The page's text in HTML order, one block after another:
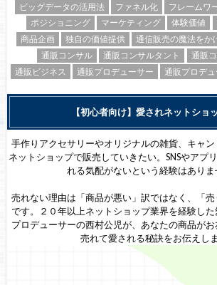
ビッグデータの活用法
ファネル化 フレームワ
ポジショニング
マーケティング 体験価値
商品企画
独自の価値提供 通信販売の魔法をか
通販コンサル
通販コンサルタント
通販
通販ビジネス
通販プロデューサー 通販プロデュ
【初心者向け】愛されネットショ
手作りアクセサリーやオリジナルの雑貨、キャ
ネットショップで販売していきたい。SNSやアプ
れる気配がないという経験はありま
売れない理由は「商品が悪い」訳ではなく、「
です。２０年以上ネットショップ業界を経験し
プロデューサーの西村公児が、あなたの商品が
売れて愛される秘訣をお伝えしま